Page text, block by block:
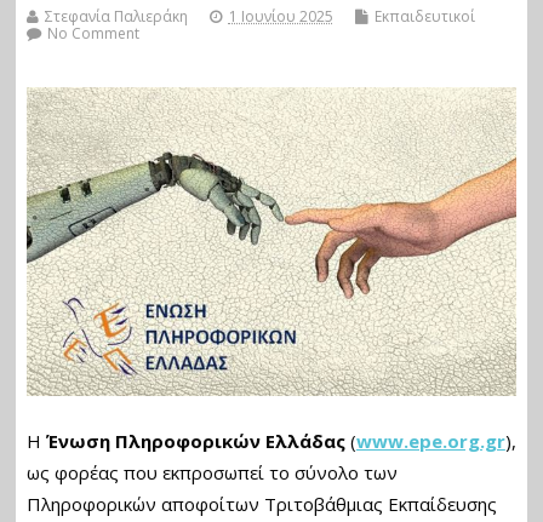
Στεφανία Παλιεράκη 1 Ιουνίου 2025
Εκπαιδευτικοί
No Comment
Η Ένωση Πληροφορικών Ελλάδας(www.epe.org.gr),
ως φορέας που εκπροσωπεί το σύνολο των
Πληροφορικών αποφοίτων Τριτοβάθμιας Εκπαίδευσης